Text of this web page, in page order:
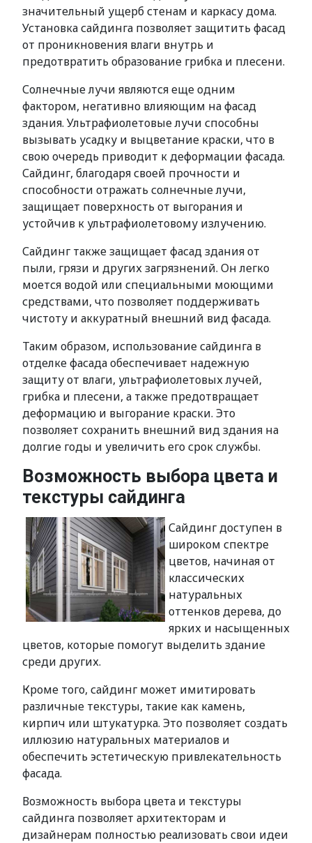
значительный ущерб стенам и каркасу дома.
Установка сайдинга позволяет защитить фасад
от проникновения влаги внутрь и
предотвратить образование грибка и плесени.
Солнечные лучи являются еще одним
фактором, негативно влияющим на фасад
здания. Ультрафиолетовые лучи способны
вызывать усадку и выцветание краски, что в
свою очередь приводит к деформации фасада.
Сайдинг, благодаря своей прочности и
способности отражать солнечные лучи,
защищает поверхность от выгорания и
устойчив к ультрафиолетовому излучению.
Сайдинг также защищает фасад здания от
пыли, грязи и других загрязнений. Он легко
моется водой или специальными моющими
средствами, что позволяет поддерживать
чистоту и аккуратный внешний вид фасада.
Таким образом, использование сайдинга в
отделке фасада обеспечивает надежную
защиту от влаги, ультрафиолетовых лучей,
грибка и плесени, а также предотвращает
деформацию и выгорание краски. Это
позволяет сохранить внешний вид здания на
долгие годы и увеличить его срок службы.
Возможность выбора цвета и
текстуры сайдинга
Сайдинг доступен в
широком спектре
цветов, начиная от
классических
натуральных
оттенков дерева, до
ярких и насыщенных
цветов, которые помогут выделить здание
среди других.
Кроме того, сайдинг может имитировать
различные текстуры, такие как камень,
кирпич или штукатурка. Это позволяет создать
иллюзию натуральных материалов и
обеспечить эстетическую привлекательность
фасада.
Возможность выбора цвета и текстуры
сайдинга позволяет архитекторам и
дизайнерам полностью реализовать свои идеи